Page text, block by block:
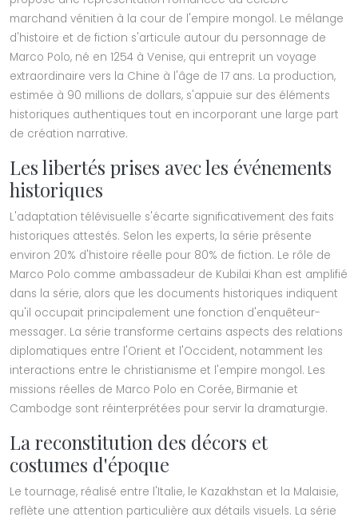
marchand vénitien à la cour de l'empire mongol. Le mélange
d'histoire et de fiction s'articule autour du personnage de
Marco Polo, né en 1254 à Venise, qui entreprit un voyage
extraordinaire vers la Chine à l'âge de 17 ans. La production,
estimée à 90 millions de dollars, s'appuie sur des éléments
historiques authentiques tout en incorporant une large part
de création narrative.
Les libertés prises avec les événements
historiques
L'adaptation télévisuelle s'écarte significativement des faits
historiques attestés. Selon les experts, la série présente
environ 20% d'histoire réelle pour 80% de fiction. Le rôle de
Marco Polo comme ambassadeur de Kubilai Khan est amplifié
dans la série, alors que les documents historiques indiquent
qu'il occupait principalement une fonction d'enquêteur-
messager. La série transforme certains aspects des relations
diplomatiques entre l'Orient et l'Occident, notamment les
interactions entre le christianisme et l'empire mongol. Les
missions réelles de Marco Polo en Corée, Birmanie et
Cambodge sont réinterprétées pour servir la dramaturgie.
La reconstitution des décors et
costumes d'époque
Le tournage, réalisé entre l'Italie, le Kazakhstan et la Malaisie,
reflète une attention particulière aux détails visuels. La série